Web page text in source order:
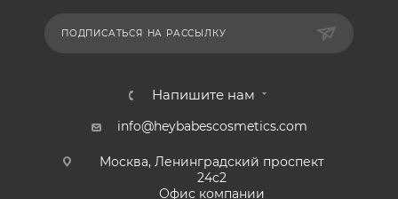
ПОДПИСАТЬСЯ НА РАССЫЛКУ
Напишите нам
info@heybabescosmetics.com
Москва, Ленинградский проспект
24с2
Офис компании